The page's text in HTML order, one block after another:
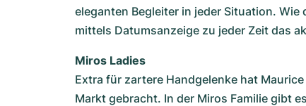
eleganten Begleiter in jeder Situation.
mittels Datumsanzeige zu jeder Zeit das
Miros Ladies
Extra für zartere Handgelenke hat
Markt gebracht. In der Miros Familie gibt